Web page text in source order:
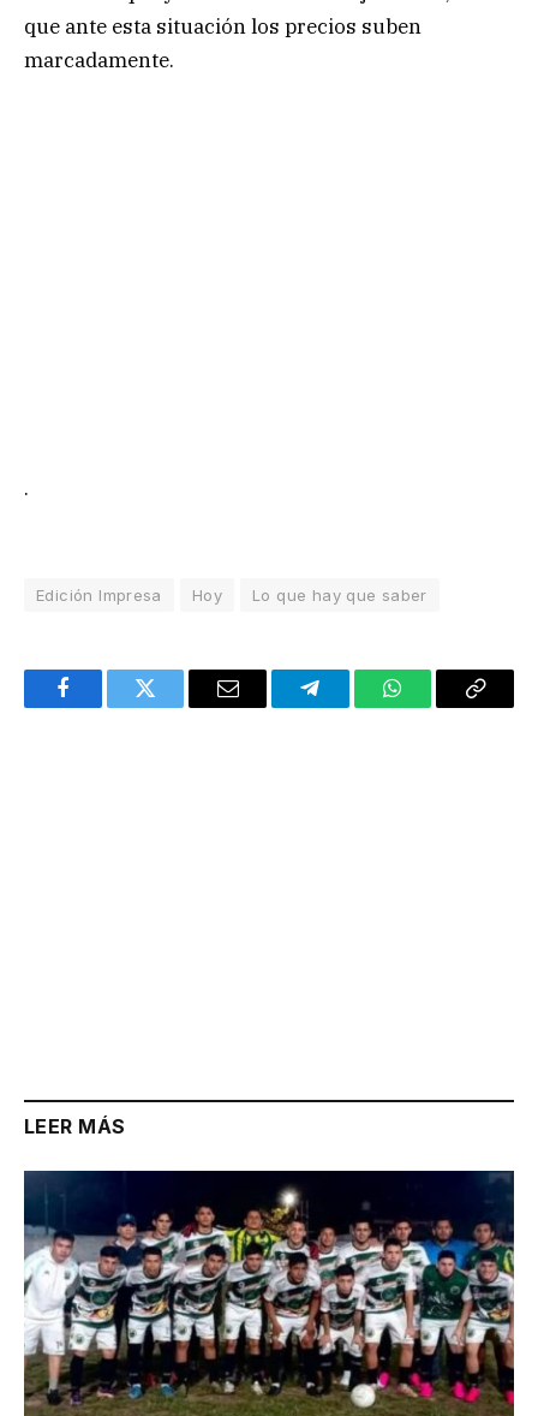
que ante esta situación los precios suben
marcadamente.
.
Edición Impresa Hoy Lo que hay que saber
FacebookTwitter Email TelegramWhatsAppCopy
LEER MÁS